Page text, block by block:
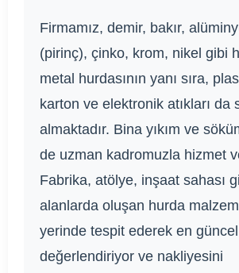
Firmamız, demir, bakır,
(pirinç), çinko, krom, nikel gibi
metal hurdasının yanı sıra,
karton ve elektronik atıkları da
almaktadır. Bina yıkım ve
de uzman kadromuzla hizmet
Fabrika, atölye, inşaat sahası
alanlarda oluşan hurda
yerinde tespit ederek en
değerlendiriyor ve nakliyesini